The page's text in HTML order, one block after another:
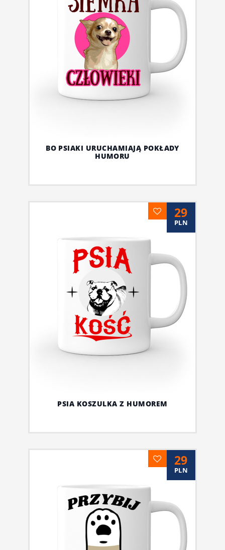
BO PSIAKI URUCHAMIAJĄ POKŁADY
HUMORU
29
PLN
PSIA KOSZULKA Z HUMOREM
29
PLN